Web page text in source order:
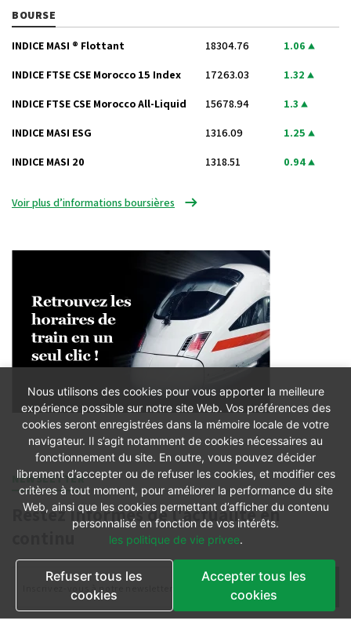
BOURSE
INDICE MASI ® Flottant 18304.76 1.06
INDICE FTSE CSE Morocco 15 Index 17263.03 1.32
INDICE FTSE CSE Morocco All-Liquid 15678.94 1.3
INDICE MASI ESG 1316.09 1.25
INDICE MASI 20 1318.51 0.94
Voir plus d’informations boursières
NEWSLETTER
Restez informés de l'actualité en
Nous utilisons des cookies pour vous apporter la meilleure
expérience possible sur notre site Web. Vos préférences des
cookies seront enregistrées dans la mémoire locale de votre
navigateur. Il s’agit notamment de cookies nécessaires au
fonctionnement du site. En outre, vous pouvez décider
librement d’accepter ou de refuser les cookies, et modifier ces
critères à tout moment, pour améliorer la performance du site
Web, ainsi que les cookies permettant d’afficher du contenu
personnalisé en fonction de vos intérêts.
les politique de vie privee.
Refuser tous les
cookies
Accepter tous les
cookies